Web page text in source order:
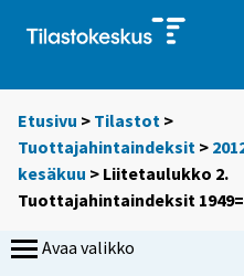
Etusivu > Tilastot >
Tuottajahintaindeksit >
kesäkuu > Liitetaulukko 2.
Tuottajahintaindeksit
Avaa valikko